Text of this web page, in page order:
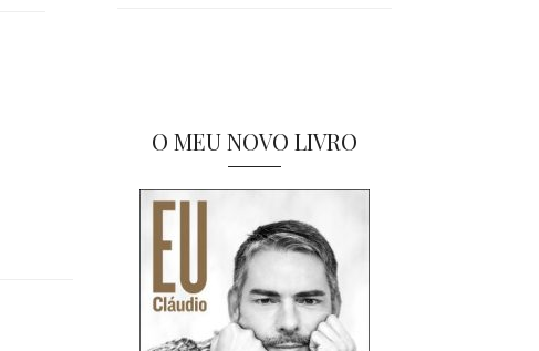
O MEU NOVO LIVRO